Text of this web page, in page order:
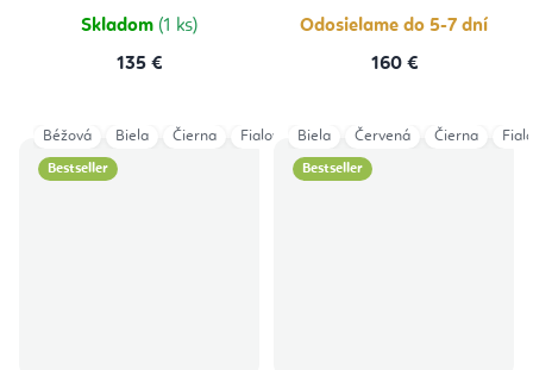
Skladom (1 ks)
135 €
Odosielame do 5-7 dní
160 €
Bestseller
Béžová Biela Čierna Fialová Šedá Tyrkysová Vínová
Bestseller
Biela Červená Čierna